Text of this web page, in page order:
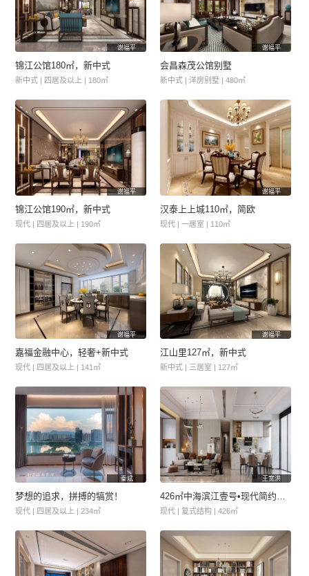
谢福平
锦江公馆180㎡，新中式
新中式 | 四居及以上 | 180㎡
谢福平
会昌森茂公馆别墅
新中式 | 洋房别墅 | 480㎡
谢福平
锦江公馆190㎡，新中式
现代 | 四居及以上 | 190㎡
谢福平
汉泰上上城110㎡，简欧
现代 | 一居室 | 110㎡
谢福平
嘉福金融中心，轻奢+新中式
现代 | 四居及以上 | 141㎡
谢福平
江山里127㎡，新中式
新中式 | 三居室 | 127㎡
秦斌
梦想的追求，拼搏的犒赏！
现代 | 四居及以上 | 234㎡
王宽洪
426㎡中海滨江壹号•现代简约风格
现代 | 复式结构 | 426㎡